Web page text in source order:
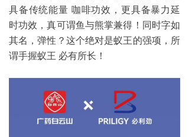
具备传统能量 咖啡功效，更具备暴力延
时功效，真可谓鱼与熊掌兼得！同时字如
其名，弹性？这个绝对是蚁王的强项，所
谓手握蚁王 必有所长！